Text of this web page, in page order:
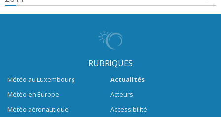
RUBRIQUES
Météo au Luxembourg
Météo en Europe
Météo aéronautique
Actualités
Acteurs
Accessibilité